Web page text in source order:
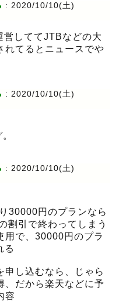
: 2020/10/10(土)
しててJTBなどの大
れてるとニュースでや
: 2020/10/10(土)
: 2020/10/10(土)
30000円のプランなら
割引で終わってしまう
用で、30000円のプラ
る
申し込むなら、じゃら
、だから楽天などに予
容